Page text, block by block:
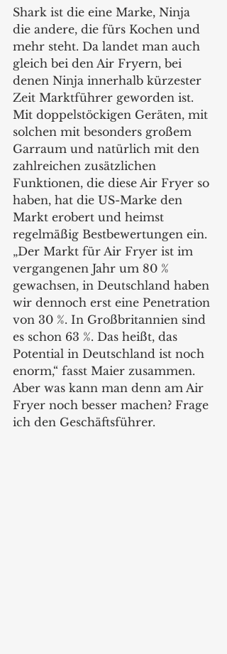
Shark ist die eine Marke, Ninja
die andere, die fürs Kochen und
mehr steht. Da landet man auch
gleich bei den Air Fryern, bei
denen Ninja innerhalb kürzester
Zeit Marktführer geworden ist.
Mit doppelstöckigen Geräten, mit
solchen mit besonders großem
Garraum und natürlich mit den
zahlreichen zusätzlichen
Funktionen, die diese Air Fryer so
haben, hat die US-Marke den
Markt erobert und heimst
regelmäßig Bestbewertungen ein.
„Der Markt für Air Fryer ist im
vergangenen Jahr um 80 %
gewachsen, in Deutschland haben
wir dennoch erst eine Penetration
von 30 %. In Großbritannien sind
es schon 63 %. Das heißt, das
Potential in Deutschland ist noch
enorm,“ fasst Maier zusammen.
Aber was kann man denn am Air
Fryer noch besser machen? Frage
ich den Geschäftsführer.